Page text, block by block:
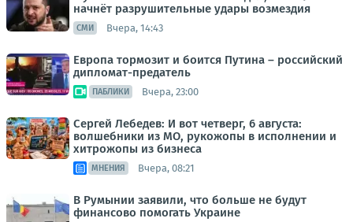
начнёт разрушительные удары возмездия
СМИ Вчера, 14:43
Европа тормозит и боится Путина – российский
дипломат-предатель
ПАБЛИКИ Вчера, 23:00
Сергей Лебедев: И вот четверг, 6 августа:
волшебники из МО, рукожопы в исполнении и
хитрожопы из бизнеса
МНЕНИЯ Вчера, 08:21
В Румынии заявили, что больше не будут
финансово помогать Украине